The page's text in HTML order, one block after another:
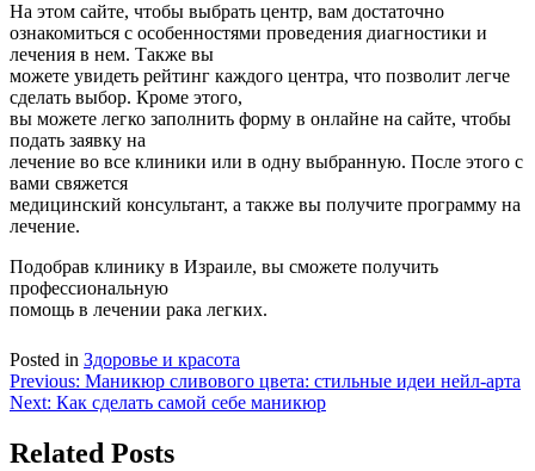
На этом сайте, чтобы выбрать центр, вам достаточно
ознакомиться с особенностями проведения диагностики и
лечения в нем. Также вы
можете увидеть рейтинг каждого центра, что позволит легче
сделать выбор. Кроме этого,
вы можете легко заполнить форму в онлайне на сайте, чтобы
подать заявку на
лечение во все клиники или в одну выбранную. После этого с
вами свяжется
медицинский консультант, а также вы получите программу на
лечение.
Подобрав клинику в Израиле, вы сможете получить
профессиональную
помощь в лечении рака легких.
Posted in Здоровье и красота
Навигация
по
записям
Previous: Маникюр сливового цвета: стильные идеи нейл-арта
Next: Как сделать самой себе маникюр
Related Posts